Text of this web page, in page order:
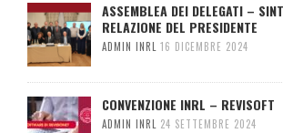
ASSEMBLEA DEI DELEGATI –
RELAZIONE DEL PRESIDENTE
ADMIN INRL 16 DICEMBRE 2024
CONVENZIONE INRL – REVISOFT
ADMIN INRL 24 SETTEMBRE 2024